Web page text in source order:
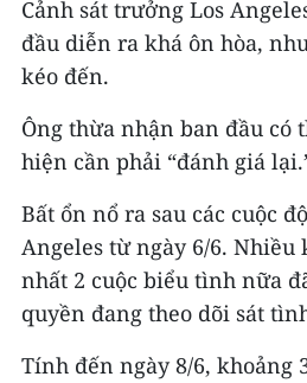
Cảnh sát trưởng Los
đầu diễn ra khá ôn hòa,
kéo đến.
Ông thừa nhận ban đầu có
hiện cần phải “đánh giá
Bất ổn nổ ra sau các cuộc
Angeles từ ngày 6/6.
nhất 2 cuộc biểu tình nữa
quyền đang theo dõi sát
Tính đến ngày 8/6, khoảng